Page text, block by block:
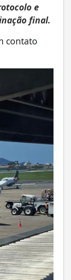
e
final.
contato